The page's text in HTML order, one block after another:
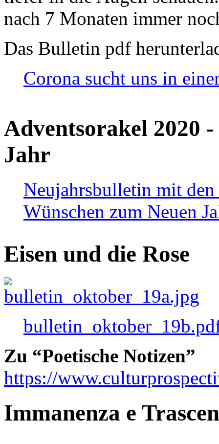
nach 7 Monaten immer
Das Bulletin pdf
Corona sucht uns in
Adventsorakel 2020
Jahr
Neujahrsbulletin mit den
Wünschen zum Neuen
Eisen und die Rose
Zu “Poetische Notizen”
https://
Immanenza e